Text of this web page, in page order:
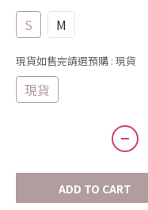
S M
現貨如售完請選預購 : 現貨
現貨
ADD TO CART